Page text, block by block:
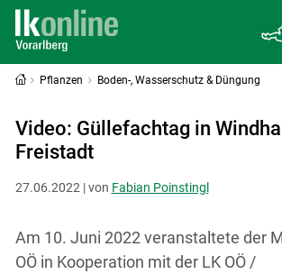
Pflanzen Boden-, Wasserschutz & Düngung
Video: Güllefachtag in
Freistadt
27.06.2022 | von Fabian Poinstingl
Am 10. Juni 2022 veranstaltete der
OÖ in Kooperation mit der LK OÖ /